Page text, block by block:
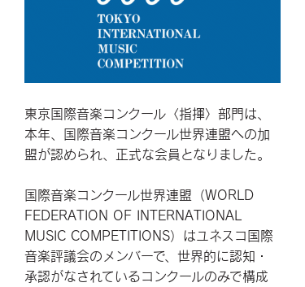
東京国際音楽コンクール〈指揮〉部門は、
本年、国際音楽コンクール世界連盟への加
盟が認められ、正式な会員となりました。
国際音楽コンクール世界連盟（WORLD
FEDERATION OF INTERNATIONAL
MUSIC COMPETITIONS）はユネスコ国際
音楽評議会のメンバーで、世界的に認知・
承認がなされているコンクールのみで構成